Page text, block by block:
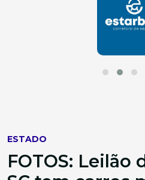
ESTADO
FOTOS: Leilão